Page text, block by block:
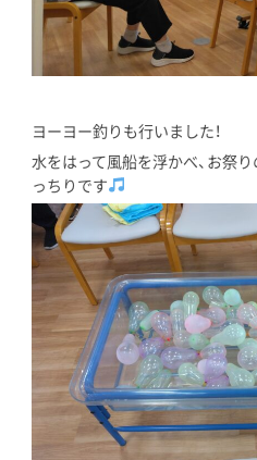
ヨーヨー釣りも行いました！
水をはって風船を浮かべ、お祭
っちりです